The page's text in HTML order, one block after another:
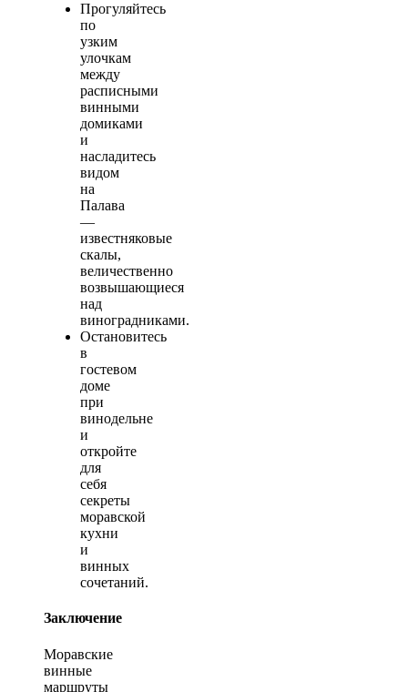
Прогуляйтесь
по
узким
улочкам
между
расписными
винными
домиками
и
насладитесь
видом
на
Палава
—
известняковые
скалы,
величественно
возвышающиеся
над
виноградниками.
Остановитесь
в
гостевом
доме
при
винодельне
и
откройте
для
себя
секреты
моравской
кухни
и
винных
сочетаний.
Заключение
Моравские
винные
маршруты